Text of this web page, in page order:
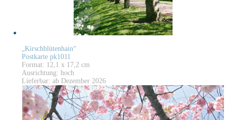
„Kirschblütenhain“
Postkarte pk1011
Format: 12,1 x 17,2 cm
Ausrichtung: hoch
Lieferbar: ab Dezember 2026